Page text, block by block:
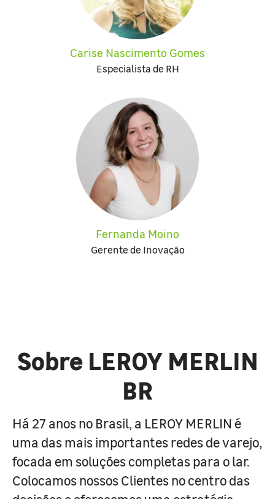
Carise Nascimento Gomes
Especialista de RH
Fernanda Moino
Gerente de Inovação
Sobre LEROY MERLIN
BR
Há 27 anos no Brasil, a LEROY MERLIN é
uma das mais importantes redes de varejo,
focada em soluções completas para o lar.
Colocamos nossos Clientes no centro das